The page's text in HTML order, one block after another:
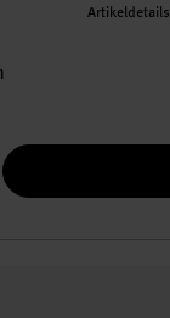
Artikeldetails